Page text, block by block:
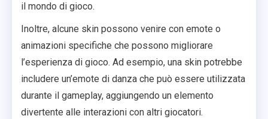
il mondo di gioco.
Inoltre, alcune skin possono venire con emote o
animazioni specifiche che possono migliorare
l’esperienza di gioco. Ad esempio, una skin potrebbe
includere un’emote di danza che può essere utilizzata
durante il gameplay, aggiungendo un elemento
divertente alle interazioni con altri giocatori.